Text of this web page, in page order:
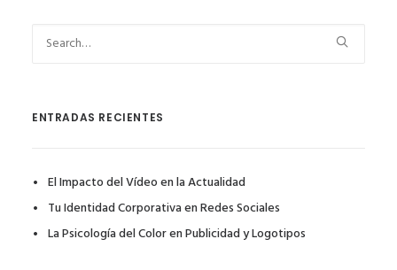
ENTRADAS RECIENTES
El Impacto del Vídeo en la Actualidad
Tu Identidad Corporativa en Redes Sociales
La Psicología del Color en Publicidad y Logotipos